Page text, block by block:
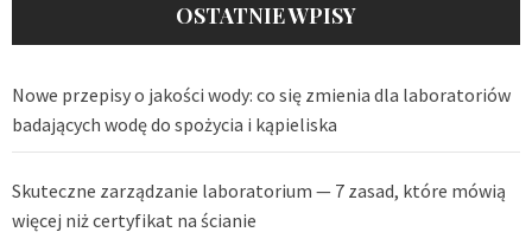
OSTATNIE WPISY
Nowe przepisy o jakości wody: co się zmienia dla laboratoriów
badających wodę do spożycia i kąpieliska
Skuteczne zarządzanie laboratorium — 7 zasad, które mówią
więcej niż certyfikat na ścianie